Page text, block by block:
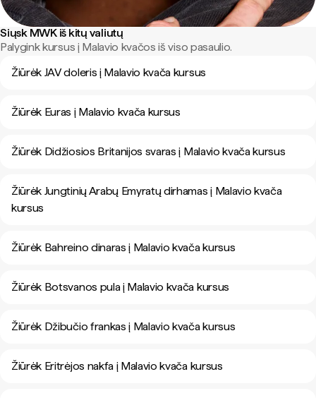
Siųsk MWK iš kitų valiutų
Palygink kursus į Malavio kvačos iš viso pasaulio.
Žiūrėk JAV doleris į Malavio kvača kursus
Žiūrėk Euras į Malavio kvača kursus
Žiūrėk Didžiosios Britanijos svaras į Malavio kvača kursus
Žiūrėk Jungtinių Arabų Emyratų dirhamas į Malavio kvača
kursus
Žiūrėk Bahreino dinaras į Malavio kvača kursus
Žiūrėk Botsvanos pula į Malavio kvača kursus
Žiūrėk Džibučio frankas į Malavio kvača kursus
Žiūrėk Eritrėjos nakfa į Malavio kvača kursus